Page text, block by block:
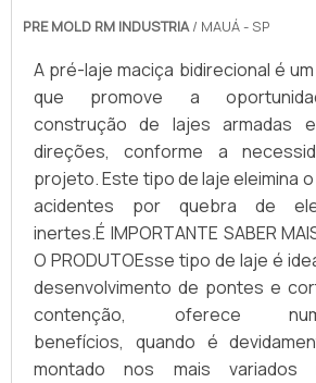
PRE MOLD RM INDUSTRIA/ MAUÁ - SP
A pré-laje maciça bidirecional é
que promove a
construção de lajes armadas
direções, conforme a
projeto. Este tipo de laje eleimina
acidentes por quebra de
inertes.É IMPORTANTE SABER
O PRODUTOEsse tipo de laje é
desenvolvimento de pontes e
contenção, oferece
benefícios, quando é
montado nos mais variados